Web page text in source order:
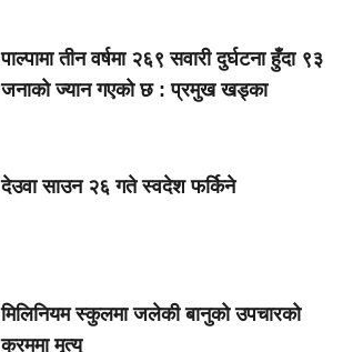
पाल्पामा तीन वर्षमा २६९ सवारी दुर्घटना हुँदा ९३
जनाको ज्यान गएको छ : प्रमुख खड्का
देउवा साउन २६ गते स्वदेश फर्किने
मिलिनियम स्कुलमा जलेकी बानुको उपचारको
क्रममा मृत्यु